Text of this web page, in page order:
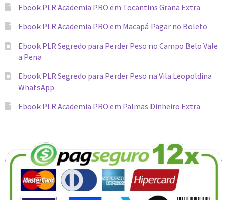
Ebook PLR Academia PRO em Tocantins Grana Extra
Ebook PLR Academia PRO em Macapá Pagar no Boleto
Ebook PLR Segredo para Perder Peso no Campo Belo Vale
a Pena
Ebook PLR Segredo para Perder Peso na Vila Leopoldina
WhatsApp
Ebook PLR Academia PRO em Palmas Dinheiro Extra